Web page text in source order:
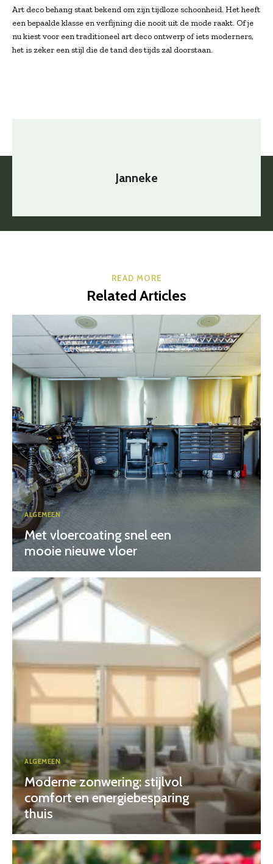
Art deco behang staat bekend om zijn tijdloze schoonheid. Het heeft
een bepaalde klasse en verfijning die nooit uit de mode raakt. Of je
nu kiest voor een traditioneel art deco ontwerp of iets moderners,
het is zeker een stijl die de tand des tijds zal doorstaan.
Janneke
READ MORE
Related Articles
ALGEMEEN
Met vloercoating snel een
mooie nieuwe vloer
ALGEMEEN
Moderne zonwering: stijlvol
comfort en energiebesparing
thuis